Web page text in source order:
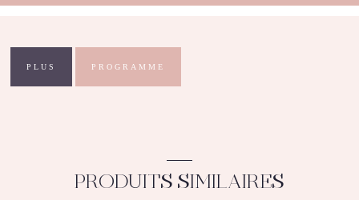
PLUS PROGRAMME
PRODUITS SIMILAIRES